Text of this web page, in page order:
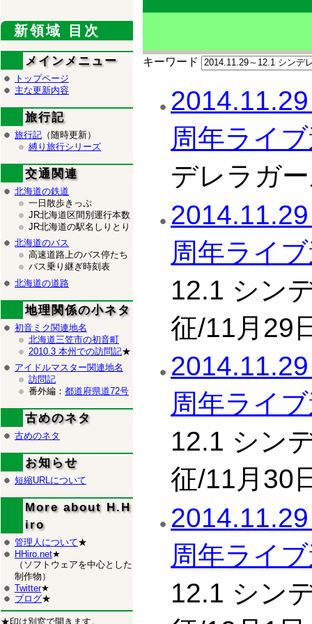
キーワード
周年ライ
デレラガ
周年ライ
12.1 シン
征/11月29
周年ライ
12.1 シン
征/11月30
周年ライ
12.1 シン
新領域 目次
メインメニュー
トップページ
主な更新内容
旅行記
旅行記 （随時更新）
縛り旅行シリーズ
交通関連
北海道の鉄道
一日散歩きっぷ
JR北海道区間別運行本数
JR北海道の駅名しりとり
北海道のバス
高速道路上のバス停たち
バス乗り継ぎ時刻表
北海道の道路
地理関係の小ネタ
初音ミク関連地名
北海道三笠市の初音町
2010.3 本州での訪問記★
アイドルマスター関連地名
訪問記
番外編： 都道府県道72号
古めのネタ
古めのネタ
お知らせ
短縮URLについて
More about H.H
iro
管理人について★
HHiro.net★
（ソフトウェアを中心とした
制作物）
Twitter★
ブログ★
★印は別窓で開きます。